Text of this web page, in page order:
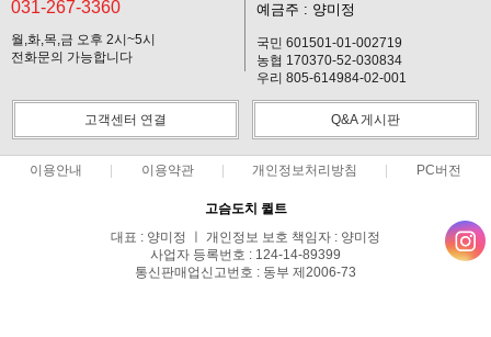
031-267-3360
월,화,목,금 오후 2시~5시
전화문의 가능합니다
예금주 : 양미정
국민 601501-01-002719
농협 170370-52-030834
우리 805-614984-02-001
고객센터 연결 Q&A 게시판
이용안내 이용약관 개인정보처리방침 PC버전
고슴도치 퀼트
대표 : 양미정 ㅣ 개인정보 보호 책임자 : 양미정
사업자 등록번호 : 124-14-89399
통신판매업신고번호 : 동부 제2006-73